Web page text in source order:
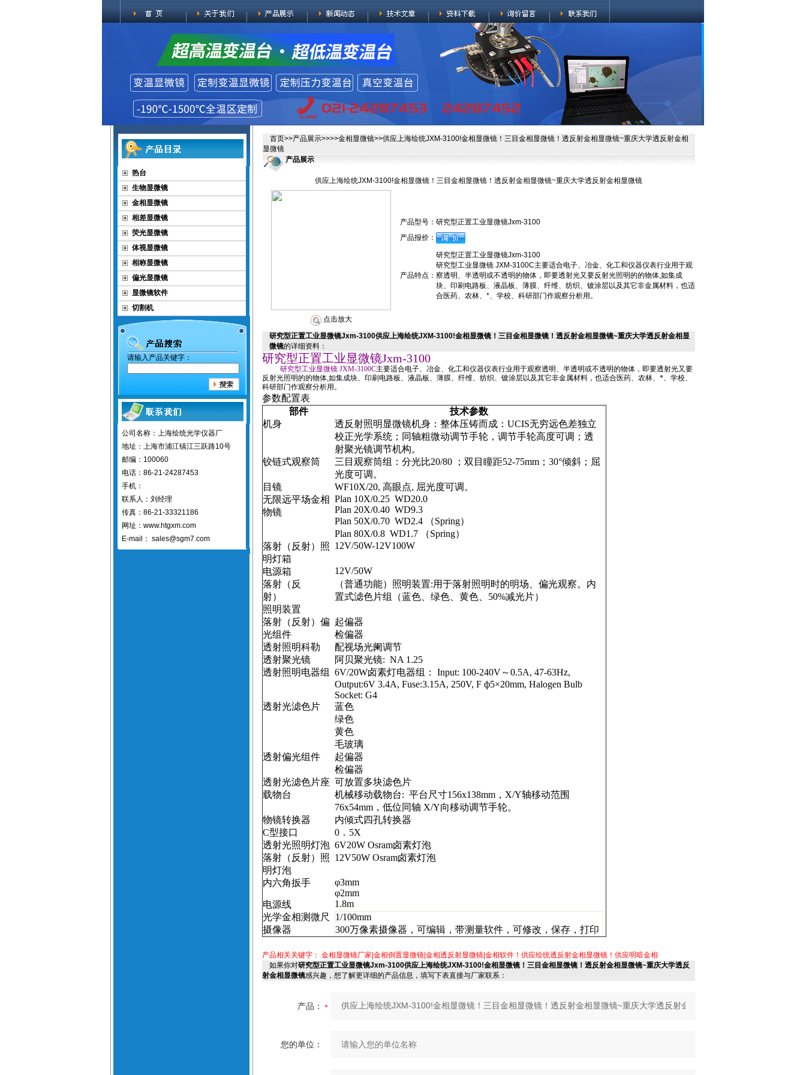
热台
生物显微镜
金相显微镜
相差显微镜
荧光显微镜
体视显微镜
相称显微镜
偏光显微镜
显微镜软件
切割机
请输入产品关键字：
公司名称：上海绘统光学仪器厂
地址：上海市浦江镇江三跃路10号
邮编：100060
电话：86-21-24287453
手机：
联系人：刘经理
传真：86-21-33321186
网址：www.htgxm.com
E-mail： sales@sgm7.com
首页>>产品展示>>>>金相显微镜>>供应上海绘统JXM-3100!金相显微镜！三目金相显微镜！透反射金相显微镜~重庆大学透反射金相
显微镜
产品展示
供应上海绘统JXM-3100!金相显微镜！三目金相显微镜！透反射金相显微镜~重庆大学透反射金相显微镜
点击放大
产品型号： 研究型正置工业显微镜Jxm-3100
产品报价：
产品特点：
研究型正置工业显微镜Jxm-3100
研究型工业显微镜 JXM-3100C主要适合电子、冶金、化工和仪器仪表行业用于观
察透明、半透明或不透明的物体，即要透射光又要反射光照明的的物体,如集成
块、印刷电路板、液晶板、薄膜、纤维、纺织、镀涂层以及其它非金属材料，也适
合医药、农林、*、学校、科研部门作观察分析用。
研究型正置工业显微镜Jxm-3100供应上海绘统JXM-3100!金相显微镜！三目金相显微镜！透反射金相显微镜~重庆大学透反射金相显
微镜的详细资料：
研究型正置工业显微镜Jxm-3100
研究型工业显微镜 JXM-3100C主要适合电子、冶金、化工和仪器仪表行业用于观察透明、半透明或不透明的物体，即要透射光又要
反射光照明的的物体,如集成块、印刷电路板、液晶板、薄膜、纤维、纺织、镀涂层以及其它非金属材料，也适合医药、农林、*、学校、
科研部门作观察分析用。
参数配置表
部件
技术参数
机身
透反射照明显微镜机身：整体压铸而成： UCIS无穷远色差独立
校正光学系统；同轴粗微动调节手轮，调节手轮高度可调；透
射聚光镜调节机构。
铰链式观察筒
三目观察筒组：分光比20/80 ；双目瞳距52-75mm ； 30°倾斜；屈
光度可调。
目镜
WF10X/20, 高眼点, 屈光度可调。
无限远平场金相
物镜
Plan 10X/0.25 WD20.0
Plan 20X/0.40 WD9.3
Plan 50X/0.70 WD2.4 （Spring）
Plan 80X/0.8 WD1.7 （Spring）
落射（反射）照
明灯箱
12V/50W-12V100W
电源箱
12V/50W
落射（反
射）
照明装置
（普通功能） 照明装置:用于落射照明时的明场、偏光观察。内
置式滤色片组
（蓝色、绿色、黄色、 50%减光片）
落射（反射）偏
光组件
起偏器
检偏器
透射照明科勒
配视场光阑调节
透射聚光镜
阿贝聚光镜: NA 1.25
透射照明电器组
6V/20W卤素灯电器组： Input: 100-240V～0.5A, 47-63Hz,
Output:6V 3.4A, Fuse:3.15A, 250V, F ф5×20mm, Halogen Bulb
Socket: G4
透射光滤色片
蓝色
绿色
黄色
毛玻璃
透射偏光组件
起偏器
检偏器
透射光滤色片座 可放置多块滤色片
载物台
机械移动载物台: 平台尺寸156x138mm ， X/Y轴移动范围
76x54mm ，低位同轴 X/Y向移动调节手轮。
物镜转换器
内倾式四孔转换器
C型接口 0 ． 5X
透射光照明灯泡 6V20W Osram卤素灯泡
落射（反射）照
明灯泡
12V50W Osram卤素灯泡
内六角扳手 φ3mm
φ2mm
电源线
1.8m
光学金相测微尺
1/100mm
摄像器
300万像素摄像器，可编辑，带测量软件，可修改，保存，打印
产品相关关键字： 金相显微镜厂家|金相倒置显微镜|金相透反射显微镜|金相软件！供应绘统透反射金相显微镜！供应明暗金相
如果你对研究型正置工业显微镜Jxm-3100供应上海绘统JXM-3100!金相显微镜！三目金相显微镜！透反射金相显微镜~重庆大学透反
射金相显微镜感兴趣，想了解更详细的产品信息，填写下表直接与厂家联系：
产品：
您的单位：